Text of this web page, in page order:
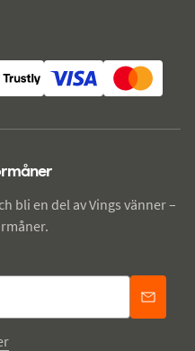
bli en del av Vings vänner –